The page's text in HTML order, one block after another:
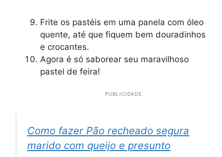
Frite os pastéis em uma panela com óleo
quente, até que fiquem bem douradinhos
e crocantes.
Agora é só saborear seu maravilhoso
pastel de feira!
PUBLICIDADE
Como fazer Pão recheado segura
marido com queijo e presunto